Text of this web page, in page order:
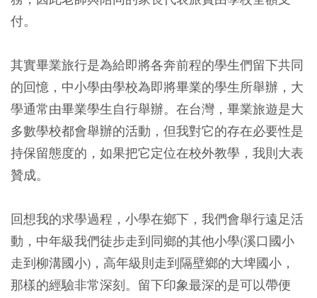
付。
其實畢業旅行是為給即將各奔前程的學生們留下共同
的回憶，中小學由學校為即將畢業的學生所舉辦，大
學通常由畢業學生自行舉辦。在台灣，畢業旅遊是大
多數學校都會舉辦的活動，但我對它的存在必要性是
持保留態度的，如果把它定位在校外教學，我則大表
贊成。
回想我的求學過程，小學在鄉下，我們會舉行遠足活
動，中年級我們徒步走到同鄉的其他小學(溪口國小
走到柳溝國小)，高年級則走到隔壁鄉的大埤國小，
那樣的經驗非常深刻。留下印象最深的是可以帶便